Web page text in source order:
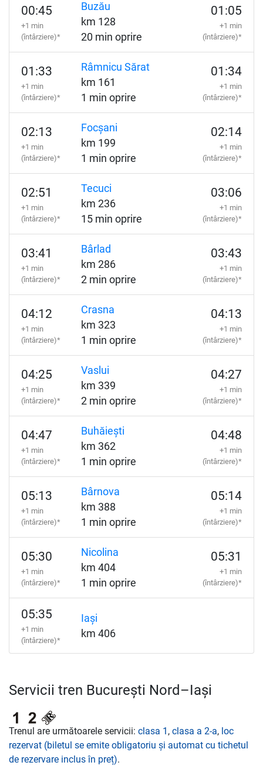
00:45
+1 min
(întârziere)*
Buzău
km 128
20 min oprire
01:05
+1 min
(întârziere)*
01:33
+1 min
(întârziere)*
Râmnicu Sărat
km 161
1 min oprire
01:34
+1 min
(întârziere)*
02:13
+1 min
(întârziere)*
Focșani
km 199
1 min oprire
02:14
+1 min
(întârziere)*
02:51
+1 min
(întârziere)*
Tecuci
km 236
15 min oprire
03:06
+1 min
(întârziere)*
03:41
+1 min
(întârziere)*
Bârlad
km 286
2 min oprire
03:43
+1 min
(întârziere)*
04:12
+1 min
(întârziere)*
Crasna
km 323
1 min oprire
04:13
+1 min
(întârziere)*
04:25
+1 min
(întârziere)*
Vaslui
km 339
2 min oprire
04:27
+1 min
(întârziere)*
04:47
+1 min
(întârziere)*
Buhăiești
km 362
1 min oprire
04:48
+1 min
(întârziere)*
05:13
+1 min
(întârziere)*
Bârnova
km 388
1 min oprire
05:14
+1 min
(întârziere)*
05:30
+1 min
(întârziere)*
Nicolina
km 404
1 min oprire
05:31
+1 min
(întârziere)*
05:35
+1 min
(întârziere)*
Iași
km 406
Servicii tren București Nord–Iași
Trenul are următoarele servicii: clasa 1 , clasa a 2-a, loc
rezervat (biletul se emite obligatoriu și automat cu tichetul
de rezervare inclus în preț).